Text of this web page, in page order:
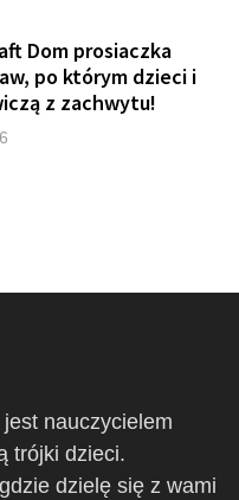
Dom prosiaczka
po którym dzieci i
z zachwytu!
nauczycielem
trójki dzieci.
dzielę się z wami